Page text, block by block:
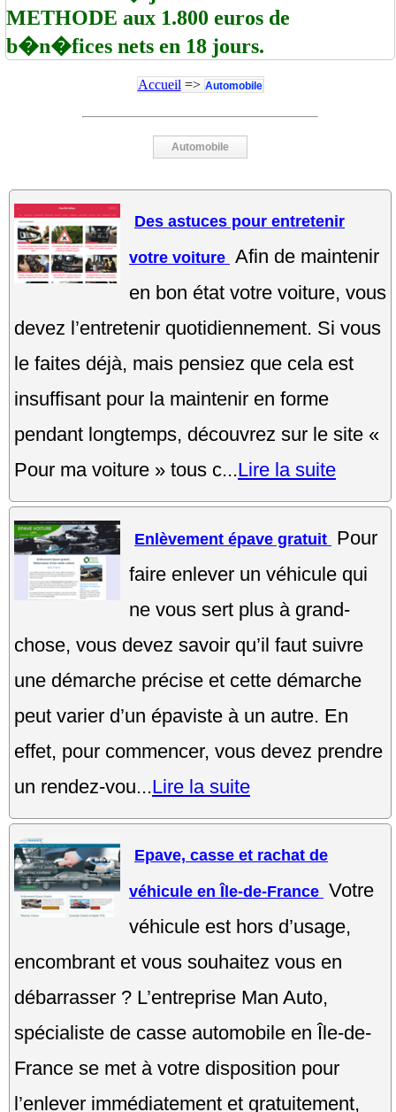
METHODE aux 1.800 euros de
b�n�fices nets en 18 jours.
Accueil => Automobile
Automobile
Des astuces pour entretenir
votre voiture Afin de maintenir
en bon état votre voiture, vous
devez l’entretenir quotidiennement. Si vous
le faites déjà, mais pensiez que cela est
insuffisant pour la maintenir en forme
pendant longtemps, découvrez sur le site «
Pour ma voiture » tous c...Lire la suite
Enlèvement épave gratuit Pour
faire enlever un véhicule qui
ne vous sert plus à grand-
chose, vous devez savoir qu’il faut suivre
une démarche précise et cette démarche
peut varier d’un épaviste à un autre. En
effet, pour commencer, vous devez prendre
un rendez-vou...Lire la suite
Epave, casse et rachat de
véhicule en Île-de-France Votre
véhicule est hors d’usage,
encombrant et vous souhaitez vous en
débarrasser ? L’entreprise Man Auto,
spécialiste de casse automobile en Île-de-
France se met à votre disposition pour
l’enlever immédiatement et gratuitement,